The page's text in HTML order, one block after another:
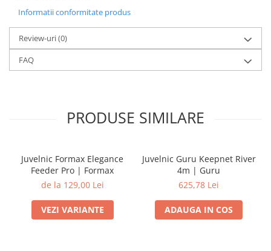
Informatii conformitate produs
Review-uri(0)
FAQ
PRODUSE SIMILARE
Juvelnic Formax Elegance
Feeder Pro | Formax
de la 129,00 Lei
VEZI VARIANTE
Juvelnic Guru Keepnet River
4m | Guru
625,78 Lei
ADAUGA IN COS